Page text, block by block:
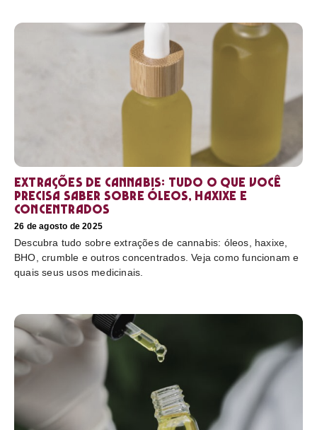
Extrações de cannabis: tudo o que você
precisa saber sobre óleos, haxixe e
concentrados
26 de agosto de 2025
Descubra tudo sobre extrações de cannabis: óleos, haxixe,
BHO, crumble e outros concentrados. Veja como funcionam e
quais seus usos medicinais.